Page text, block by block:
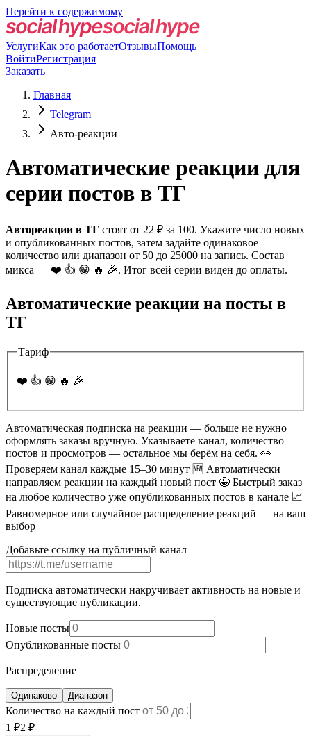
Перейти к содержимому
УслугиКак это работаетОтзывыПомощь
ВойтиРегистрация
Заказать
Главная
Telegram
Авто-реакции
Автоматические реакции для
серии постов в ТГ
Автореакции в ТГ стоят от 22 ₽ за 100. Укажите число новых
и опубликованных постов, затем задайте одинаковое
количество или диапазон от 50 до 25000 на запись. Состав
микса — ❤️ 👍 😁 🔥 🎉. Итог всей серии виден до оплаты.
Автоматические реакции на посты в
ТГ
Тариф
❤️ 👍 😁 🔥 🎉
Автоматическая подписка на реакции — больше не нужно
оформлять заказы вручную. Указываете канал, количество
постов и просмотров — остальное мы берём на себя. 👀
Проверяем канал каждые 15–30 минут 🆕 Автоматически
направляем реакции на каждый новый пост 🤩 Быстрый заказ
на любое количество уже опубликованных постов в канале 📈
Равномерное или случайное распределение реакций — на ваш
выбор
Добавьте ссылку на публичный канал
Подписка автоматически накручивает активность на новые и
существующие публикации.
Новые посты
Опубликованные посты
Распределение
Одинаково Диапазон
Количество на каждый пост
1 ₽2₽